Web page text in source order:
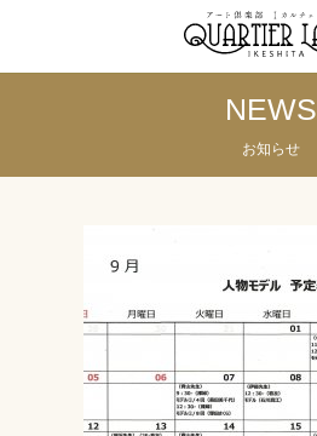
NEWS
お知らせ